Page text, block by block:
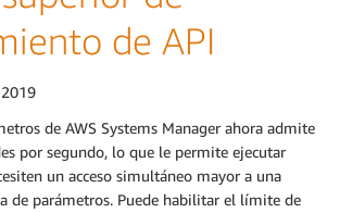
de API
de AWS Systems Manager ahora admite
por segundo, lo que le permite ejecutar
un acceso simultáneo mayor a una
de parámetros. Puede habilitar el límite de